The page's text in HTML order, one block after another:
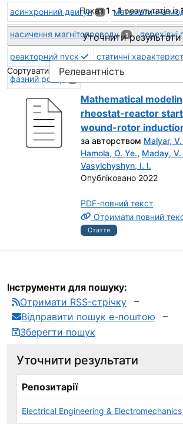
асинхронний двигун 1 математична
насичення магнітопроводу 1
реакторний пуск статичні
фазний ротор
Показ1 - 1результатів із
Уточнити результати
Сортувати
Mathematical
rheostat-reactor
wound-rotor
за авторством Malyar, V.
Hamola, O. Ye., Maday, V.
Vasylchyshyn, I. I.
Опубліковано 2022
PDF-повний текст
Отримати повний
Стаття
Інструменти для пошуку:
Отримати RSS-стрічку
Відправити пошук е-поштою
Зберегти пошук
Уточнити результати
Репозитарії
Electrical Engineering & Electromechanics